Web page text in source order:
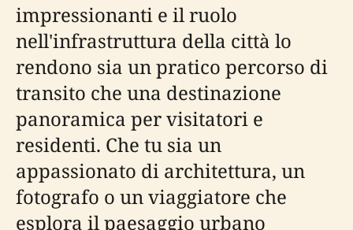
impressionanti e il ruolo
nell'infrastruttura della città lo
rendono sia un pratico percorso di
transito che una destinazione
panoramica per visitatori e
residenti. Che tu sia un
appassionato di architettura, un
fotografo o un viaggiatore che
esplora il paesaggio urbano